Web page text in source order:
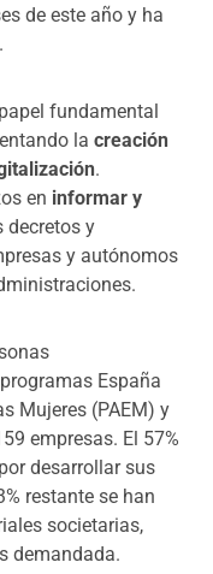
de este año y ha
fundamental
la creación
.
en informar y
decretos y
y autónomos
España
Mujeres (PAEM) y
empresas. El 57%
desarrollar sus
restante se han
societarias,
demandada.